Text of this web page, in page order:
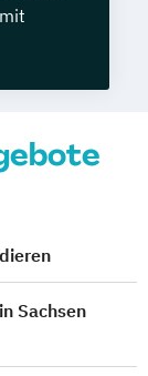
Sachsen